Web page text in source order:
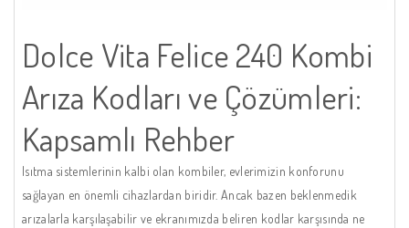
Dolce Vita Felice 240 Kombi
Arıza Kodları ve Çözümleri:
Kapsamlı Rehber
Isıtma sistemlerinin kalbi olan kombiler, evlerimizin konforunu
sağlayan en önemli cihazlardan biridir. Ancak bazen beklenmedik
arızalarla karşılaşabilir ve ekranımızda beliren kodlar karşısında ne